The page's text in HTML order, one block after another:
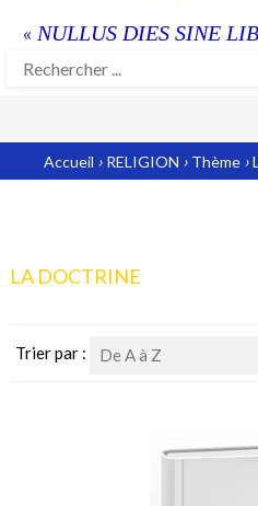
« NULLUS DIES SINE
Accueil › RELIGION › Thème ›
LA DOCTRINE
Trier par : De A à Z